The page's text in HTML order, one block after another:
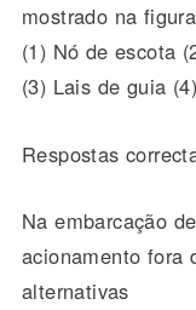
mostrado na
(1) Nó de escota
(3) Lais de guia
Respostas
Na embarcação
acionamento fora
alternativas